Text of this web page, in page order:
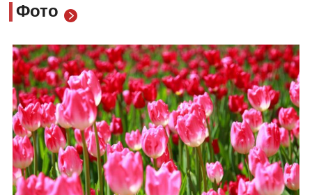
Фото